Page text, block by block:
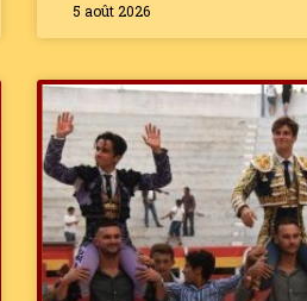
5 août 2026